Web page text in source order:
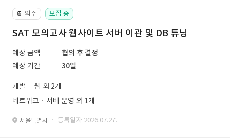
📔 외주 모집 중
SAT 모의고사 웹사이트 서버 이관 및 DB 튜닝
예상 금액
협의 후 결정
예상 기간
30일
개발
웹 외 2개
네트워크ㆍ서버 운영 외 1개
서울특별시 · 등록일자 2026.07.27.